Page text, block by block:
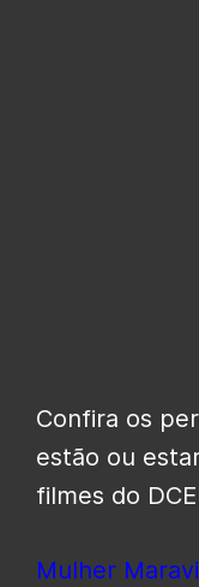
Confira os
estão ou
filmes do
Mulher